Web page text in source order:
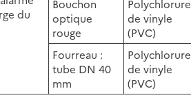
du
Bouchon
optique
rouge
Polychlorure
de vinyle
(PVC)
Fourreau :
tube DN 40
mm
Polychlorure
de vinyle
(PVC)